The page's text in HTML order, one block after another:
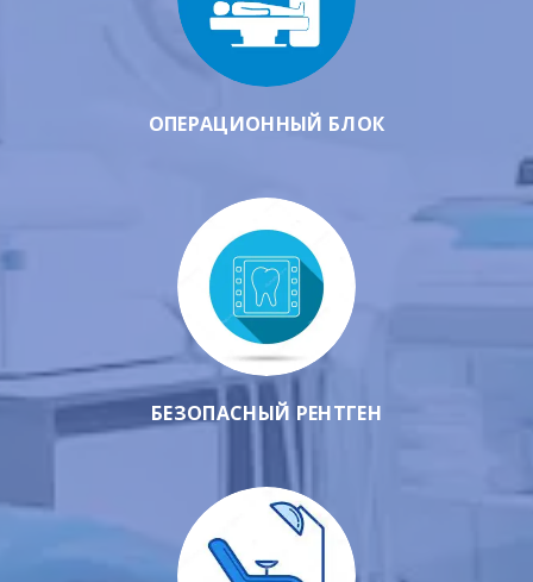
ОПЕРАЦИОННЫЙ БЛОК
БЕЗОПАСНЫЙ РЕНТГЕН